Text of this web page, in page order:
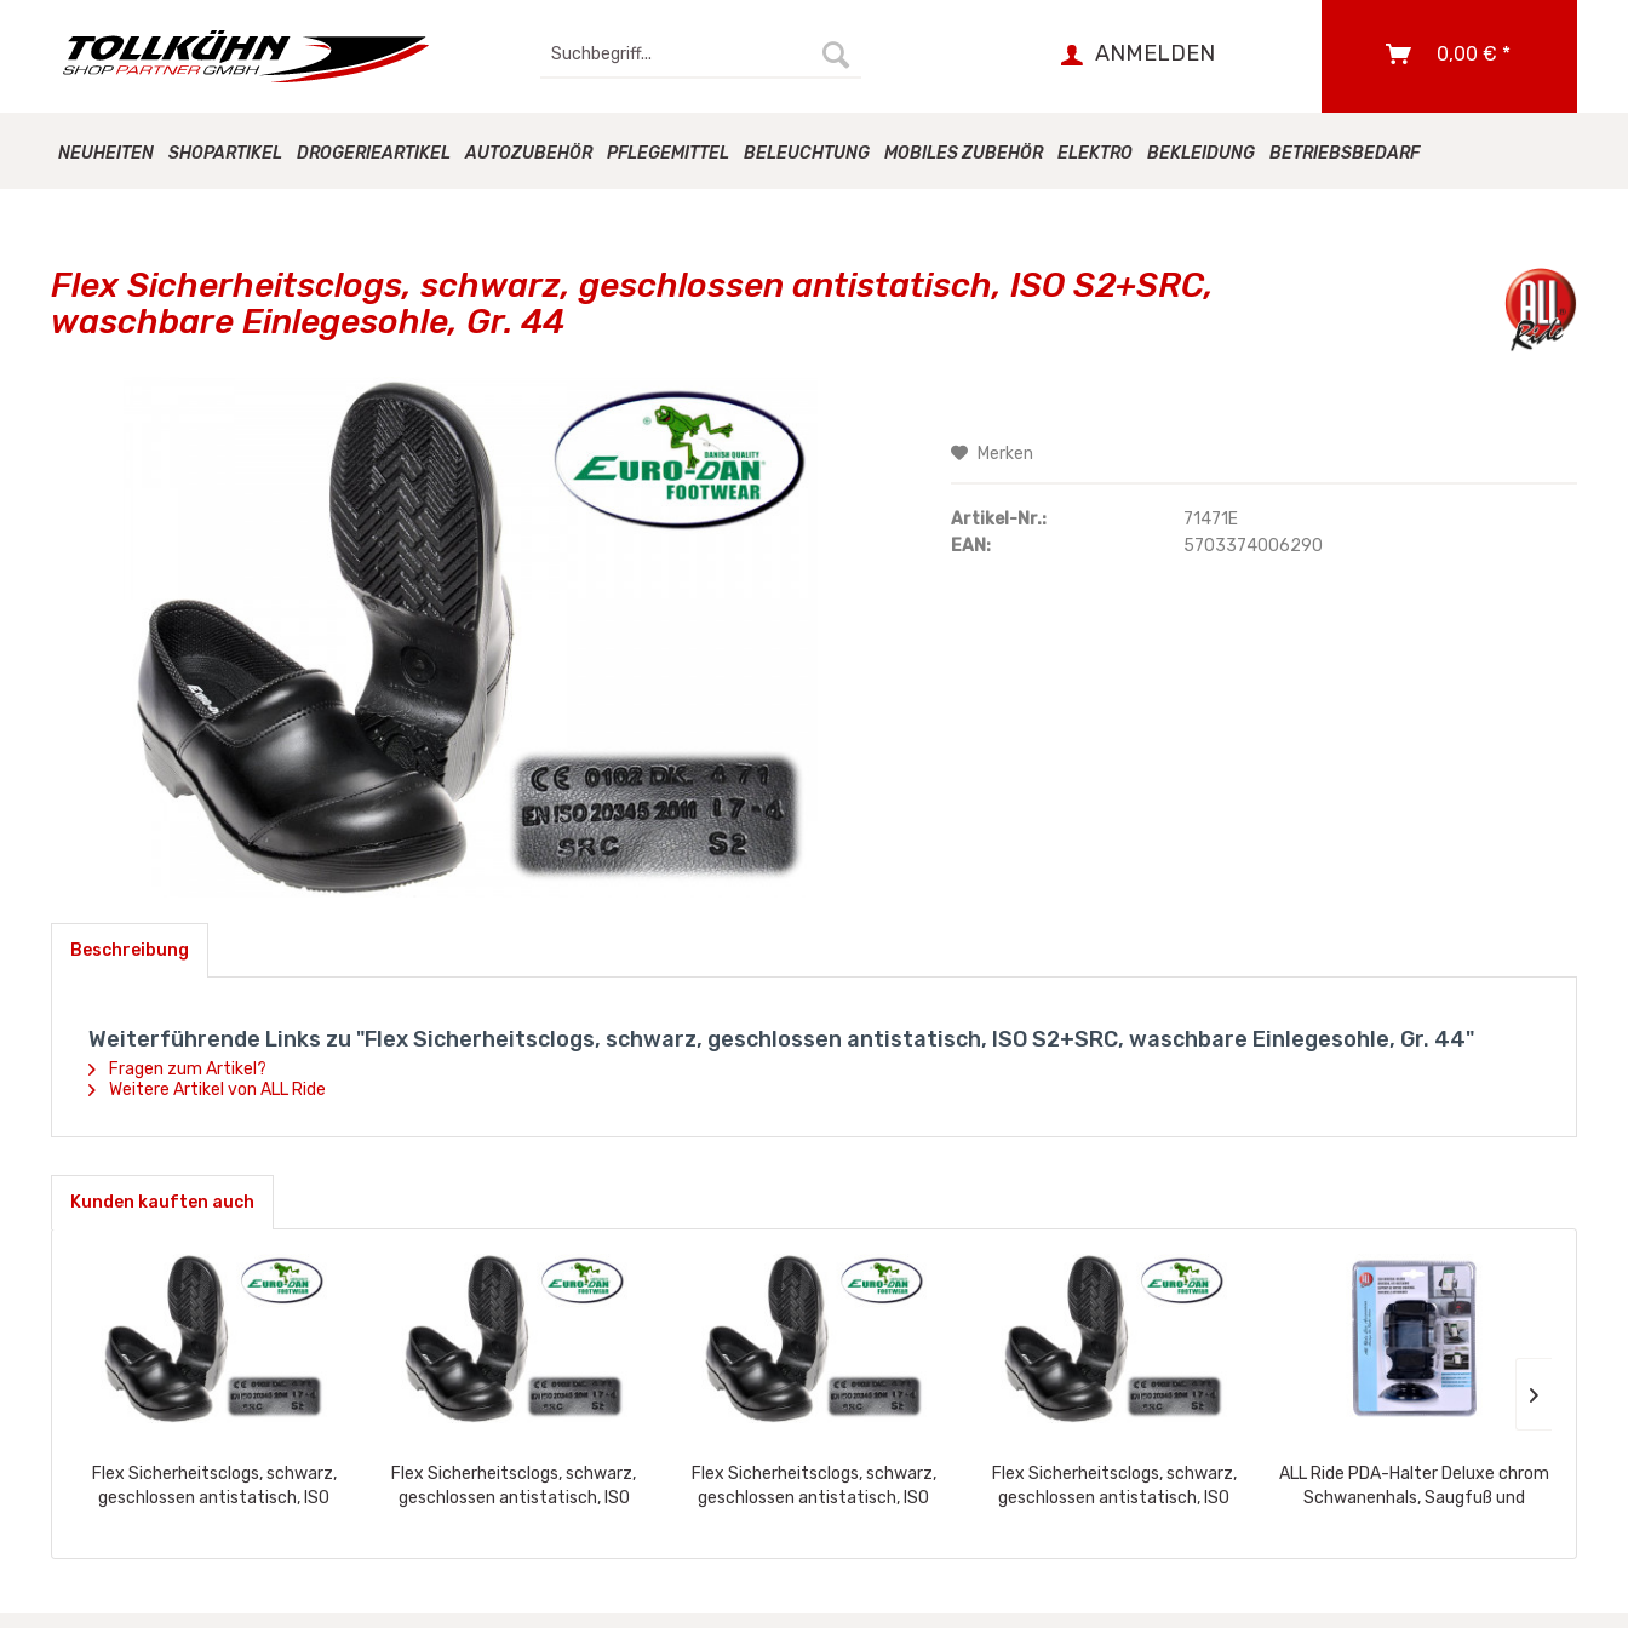
ANMELDEN 0,00 € *
NEUHEITEN SHOPARTIKEL DROGERIEARTIKEL AUTOZUBEHÖR PFLEGEMITTEL BELEUCHTUNG MOBILES ZUBEHÖR ELEKTRO BEKLEIDUNG BETRIEBSBEDARF
Flex Sicherheitsclogs, schwarz, geschlossen antistatisch, ISO S2+SRC,
waschbare Einlegesohle, Gr. 44
Merken
Artikel-Nr.:
71471E
EAN:
5703374006290
Beschreibung
Weiterführende Links zu "Flex Sicherheitsclogs, schwarz, geschlossen antistatisch, ISO S2+SRC, waschbare Einlegesohle, Gr. 44"
Fragen zum Artikel?
Weitere Artikel von ALL Ride
Kunden kauften auch
Flex Sicherheitsclogs, schwarz,
geschlossen antistatisch, ISO
Flex Sicherheitsclogs, schwarz,
geschlossen antistatisch, ISO
Flex Sicherheitsclogs, schwarz,
geschlossen antistatisch, ISO
Flex Sicherheitsclogs, schwarz,
geschlossen antistatisch, ISO
ALL Ride PDA-Halter Deluxe chrom
Schwanenhals, Saugfuß und